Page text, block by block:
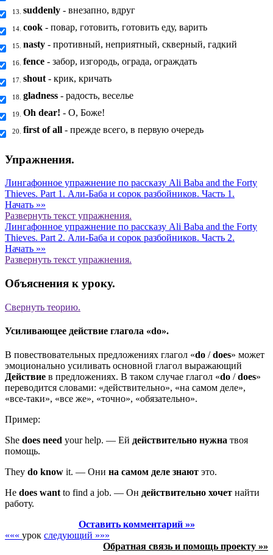
13. suddenly - внезапно, вдруг
14. cook - повар, готовить, готовить еду, варить
15. nasty - противный, неприятный, скверный, гадкий
16. fence - забор, изгородь, ограда, ограждать
17. shout - крик, кричать
18. gladness - радость, веселье
19. Oh dear! - О, Боже!
20. first of all - прежде всего, в первую очередь
Упражнения.
Лингафонное упражнение по рассказу Ali Baba and the Forty
Thieves. Part 1. Али-Баба и сорок разбойников. Часть 1.
Начать »»
Развернуть текст упражнения.
Лингафонное упражнение по рассказу Ali Baba and the Forty
Thieves. Part 2. Али-Баба и сорок разбойников. Часть 2.
Начать »»
Развернуть текст упражнения.
Объяснения к уроку.
Свернуть теорию.
Усиливающее действие глагола «do».
В повествовательных предложениях глагол «do /does» может
эмоционально усиливать основной глагол выражающий
Действие в предложениях. В таком случае глагол «do /does»
переводится словами: «действительно», «на самом деле»,
«все-таки», «все же», «точно», «обязательно».
Пример:
She does need your help. — Ей действительно нужна твоя
помощь.
They do know it. — Они на самом деле знают это.
He does want to find a job. — Он действительно хочет найти
работу.
Оставить комментарий »»
««« урок следующий »»»
Обратная связь и помощь проекту »»